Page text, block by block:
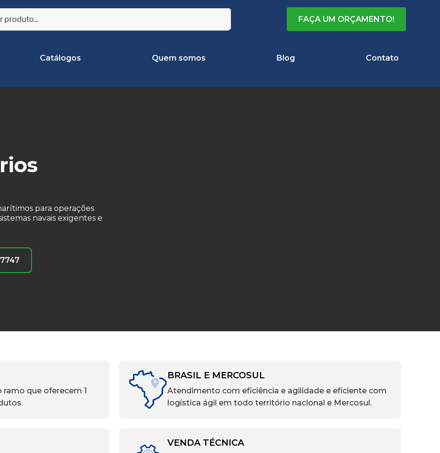
FAÇA UM ORÇAMENTO!
Catálogos Quem somos Blog Contato
para operações
navais exigentes e
que oferecem 1
BRASIL E MERCOSUL
Atendimento com eficiência e agilidade e eficiente com
logística ágil em todo território nacional e Mercosul.
VENDA TÉCNICA